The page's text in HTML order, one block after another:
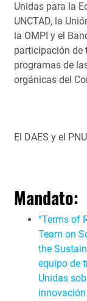
Unidas para la
UNCTAD, la
la OMPI y el
participación de
programas de
orgánicas del
El DAES y el
Mandato:
“Terms of
Team on
the
equipo de
Unidas